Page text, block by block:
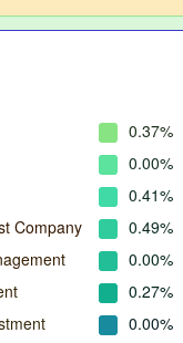
Company
0.37%
0.00%
0.41%
0.49%
0.00%
0.27%
0.00%